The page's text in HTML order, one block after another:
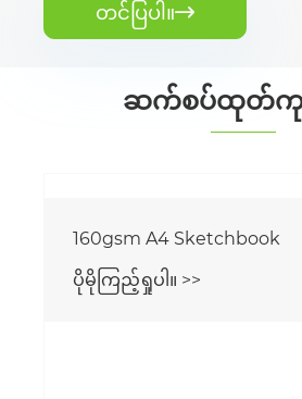
တင်ပြပါ။
ဆက်စပ်ထုတ်ကုန်